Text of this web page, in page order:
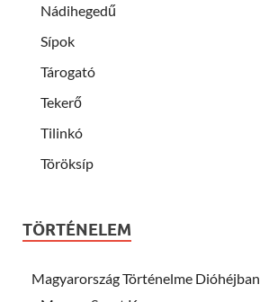
Nádihegedű
Sípok
Tárogató
Tekerő
Tilinkó
Töröksíp
TÖRTÉNELEM
Magyarország Történelme Dióhéjban